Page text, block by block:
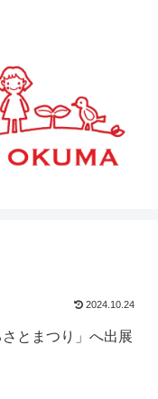
2024.10.24
とまつり」へ出展